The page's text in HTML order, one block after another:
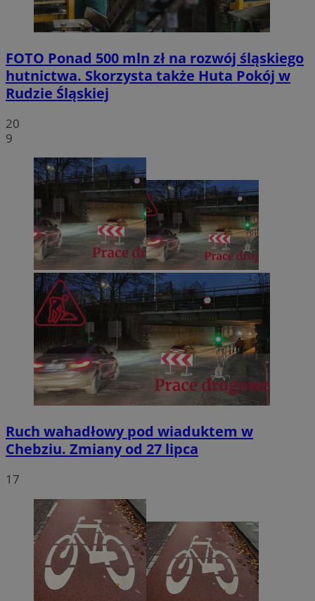
FOTO Ponad 500 mln zł na rozwój śląskiego
hutnictwa. Skorzysta także Huta Pokój w
Rudzie Śląskiej
20
9
Ruch wahadłowy pod wiaduktem w
Chebziu. Zmiany od 27 lipca
17